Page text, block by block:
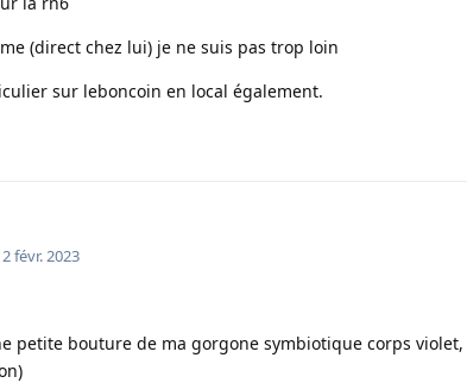
(direct chez lui) je ne suis pas trop loin
sur leboncoin en local également.
2 févr. 2023
petite bouture de ma gorgone symbiotique corps